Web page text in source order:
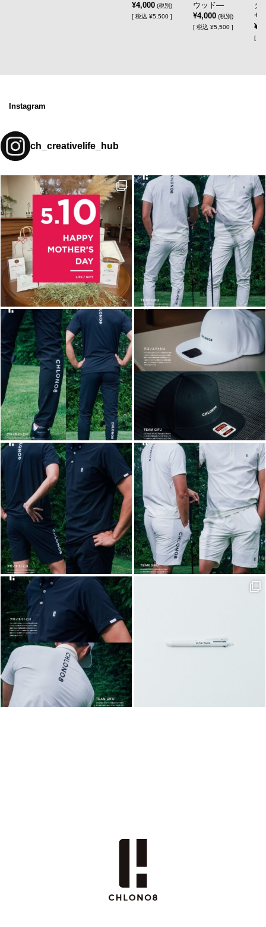
¥4,000 (税別)
[ 税込 ¥5,500 ]
ウッド―
¥4,000 (税別)
[ 税込 ¥5,500 ]
グ
サ
[
Instagram
ch_creativelife_hub